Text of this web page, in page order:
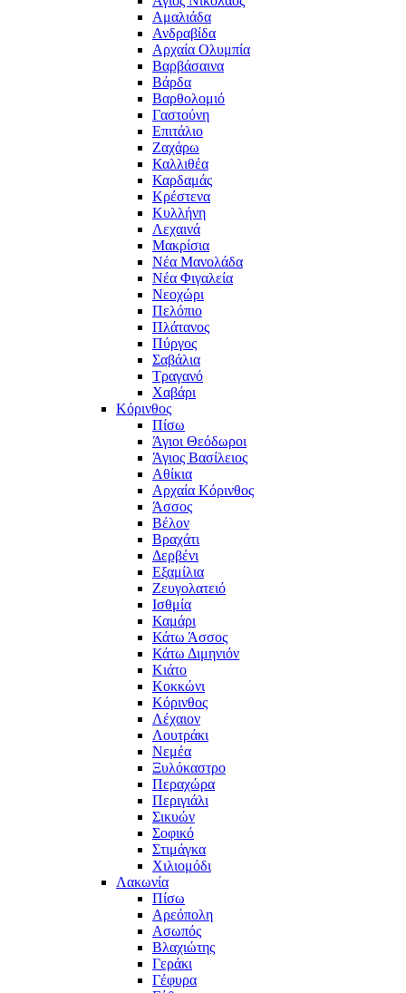
Αμαλιάδα
Ανδραβίδα
Αρχαία Ολυμπία
Βαρβάσαινα
Βάρδα
Βαρθολομιό
Γαστούνη
Επιτάλιο
Ζαχάρω
Καλλιθέα
Καρδαμάς
Κρέστενα
Κυλλήνη
Λεχαινά
Μακρίσια
Νέα Μανολάδα
Νέα Φιγαλεία
Νεοχώρι
Πελόπιο
Πλάτανος
Πύργος
Σαβάλια
Τραγανό
Χαβάρι
Κόρινθος
Πίσω
Άγιοι Θεόδωροι
Άγιος Βασίλειος
Αθίκια
Αρχαία Κόρινθος
Άσσος
Βέλον
Βραχάτι
Δερβένι
Εξαμίλια
Ζευγολατειό
Ισθμία
Καμάρι
Κάτω Άσσος
Κάτω Διμηνιόν
Κιάτο
Κοκκώνι
Κόρινθος
Λέχαιον
Λουτράκι
Νεμέα
Ξυλόκαστρο
Περαχώρα
Περιγιάλι
Σικυών
Σοφικό
Στιμάγκα
Χιλιομόδι
Λακωνία
Πίσω
Αρεόπολη
Ασωπός
Βλαχιώτης
Γεράκι
Γέφυρα